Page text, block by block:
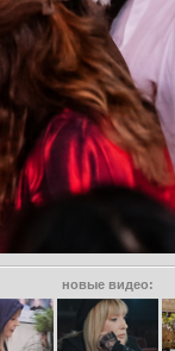
новые видео: